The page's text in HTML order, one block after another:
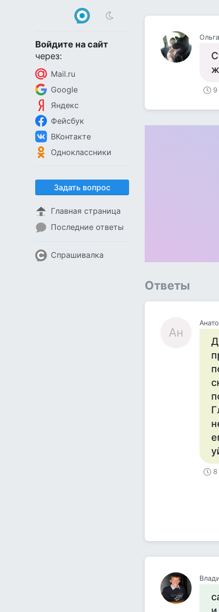
Войдите на сайт
через:
Mail.ru
Google
Яндекс
Фейсбук
ВКонтакте
Одноклассники
Задать вопрос
Главная страница
Последние ответы
Спрашивалка
9
Ответы
Ан
8